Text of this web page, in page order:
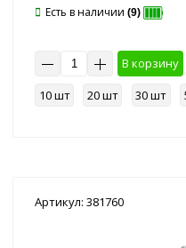
Есть в наличии (9)
В корзину
10 шт
20 шт 30 шт
Артикул: 381760